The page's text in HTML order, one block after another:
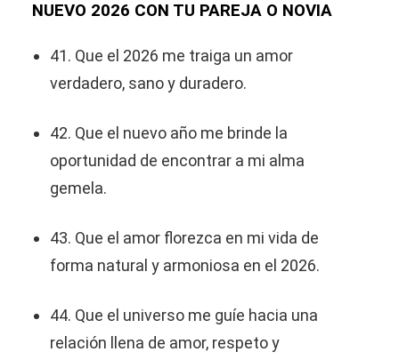
NUEVO 2026 CON TU PAREJA O NOVIA
41. Que el 2026 me traiga un amor
verdadero, sano y duradero.
42. Que el nuevo año me brinde la
oportunidad de encontrar a mi alma
gemela.
43. Que el amor florezca en mi vida de
forma natural y armoniosa en el 2026.
44. Que el universo me guíe hacia una
relación llena de amor, respeto y